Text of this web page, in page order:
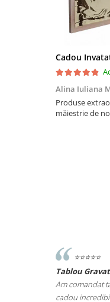
Alina Iuliana
Produse
măiestrie de
pentru mama mea
a fost perfect, iar mesajul